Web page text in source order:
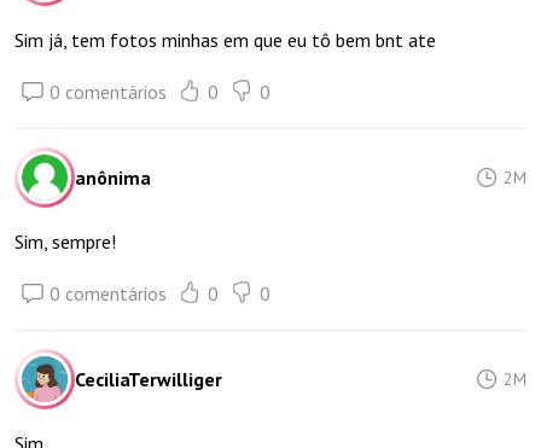
Sim já, tem fotos minhas em que eu tô bem bnt ate
0 comentários 0 0
anônima 2M
Sim, sempre!
0 comentários 0 0
CeciliaTerwilliger 2M
Sim